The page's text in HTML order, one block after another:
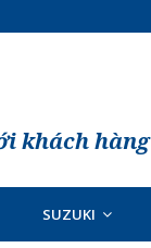
khách hàng
SUZUKI